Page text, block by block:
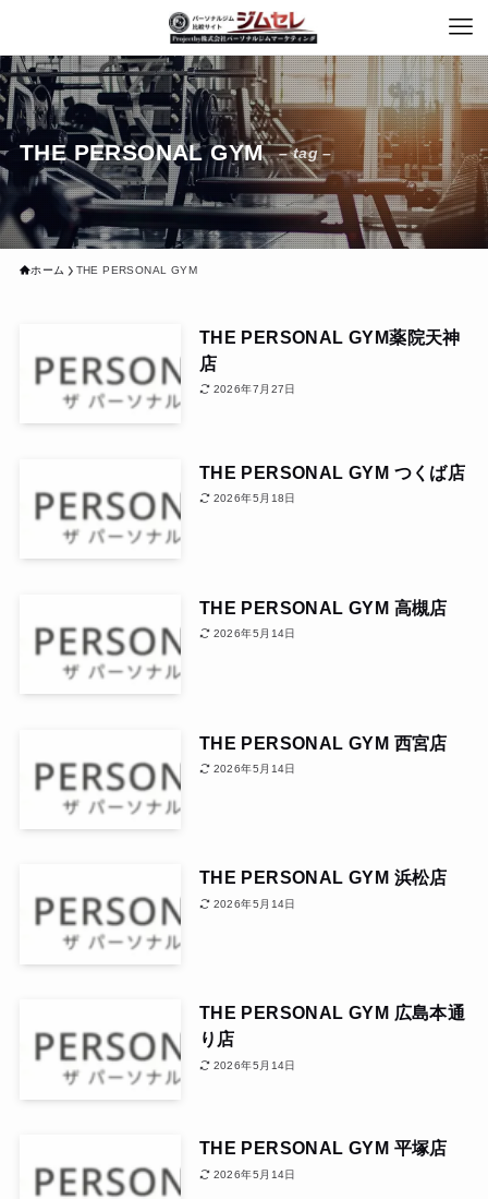
THE PERSONAL GYM – tag –
ホーム THE PERSONAL GYM
THE PERSONAL GYM薬院天神
店
2026年7月27日
THE PERSONAL GYM つくば店
2026年5月18日
THE PERSONAL GYM 高槻店
2026年5月14日
THE PERSONAL GYM 西宮店
2026年5月14日
THE PERSONAL GYM 浜松店
2026年5月14日
THE PERSONAL GYM 広島本通
り店
2026年5月14日
THE PERSONAL GYM 平塚店
2026年5月14日